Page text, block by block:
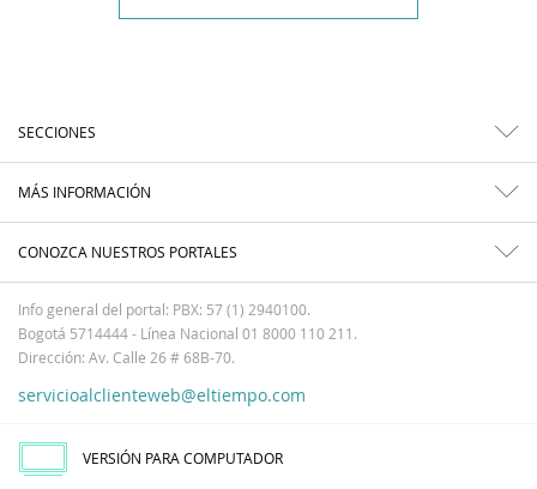
SECCIONES
MÁS INFORMACIÓN
CONOZCA NUESTROS PORTALES
Info general del portal: PBX: 57 (1) 2940100.
Bogotá 5714444 - Línea Nacional 01 8000 110 211.
Dirección: Av. Calle 26 # 68B-70.
servicioalclienteweb@eltiempo.com
VERSIÓN PARA COMPUTADOR